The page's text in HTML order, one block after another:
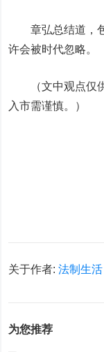
章弘总结道，包
许会被时代忽略。
（文中观点仅供
入市需谨慎。）
关于作者:法制生活
为您推荐